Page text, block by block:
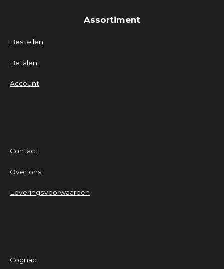
Assortiment
Bestellen
Betalen
Account
Contact
Over ons
Leveringsvoorwaarden
Cognac